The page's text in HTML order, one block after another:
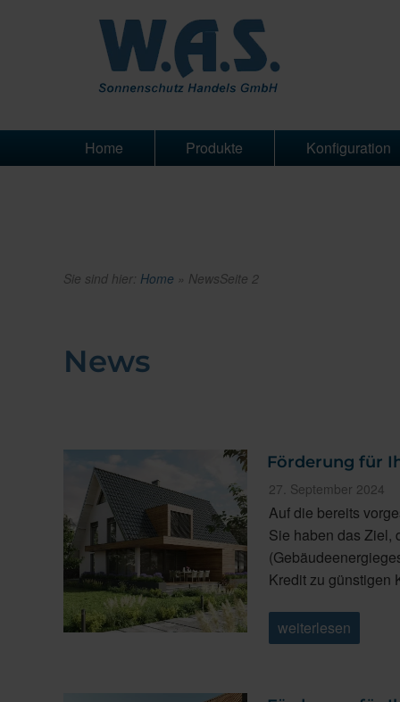
Home Produkte Konfiguration
Sie sind hier: Home » NewsSeite 2
News
Förderung für
Veröffentlicht
am
27. September 2024
Auf die bereits
Sie haben das Ziel,
Kredit zu günstigen
„Förderung
für
weiterlesen